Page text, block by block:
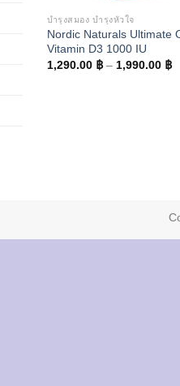
บำรุงสมอง บำรุงหัวใจ
Nordic Naturals Ultimate
Vitamin D3 1000 IU
1,290.00 ฿ – 1,990.00 ฿